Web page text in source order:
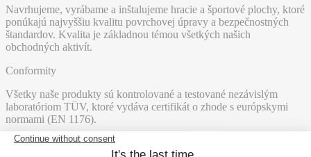
Navrhujeme, vyrábame a inštalujeme hracie a športové plochy, ktoré
ponúkajú najvyššiu kvalitu povrchovej úpravy a bezpečnostných
štandardov. Kvalita je základnou témou všetkých našich
obchodných aktivít.
Conformity
Všetky naše produkty sú kontrolované a testované nezávislým
laboratóriom TÜV, ktoré vydáva certifikát o zhode s európskymi
normami (EN 1176).
Award-winning design